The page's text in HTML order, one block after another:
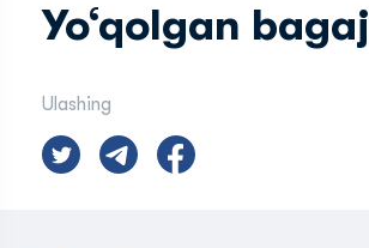
Yo‘qolgan bagaj
Ulashing